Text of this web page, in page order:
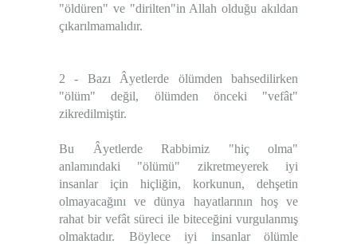
"öldüren" ve "dirilten"in Allah olduğu akıldan
çıkarılmamalıdır.
2 - Bazı Âyetlerde ölümden bahsedilirken
"ölüm" değil, ölümden önceki "vefât"
zikredilmiştir.
Bu Âyetlerde Rabbimiz "hiç olma"
anlamındaki "ölümü" zikretmeyerek iyi
insanlar için hiçliğin, korkunun, dehşetin
olmayacağını ve dünya hayatlarının hoş ve
rahat bir vefât süreci ile biteceğini vurgulanmış
olmaktadır. Böylece iyi insanlar ölümle